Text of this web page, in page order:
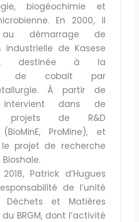
biogéochimie et
En 2000, il
au démarrage de
industrielle de Kasese
destinée à la
de cobalt par
À partir de
dans de
projets de R&D
ProMine), et
projet de recherche
Bioshale.
Patrick d’Hugues
de l’unité
et Matières
BRGM, dont l’activité